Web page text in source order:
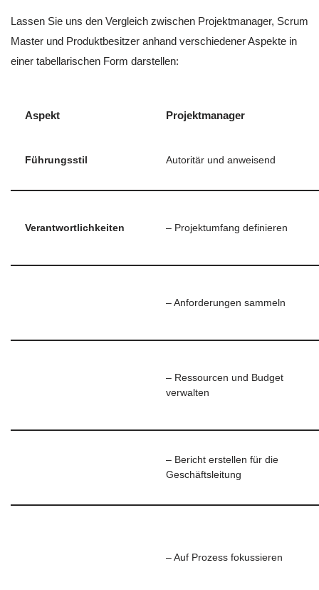
Lassen Sie uns den Vergleich zwischen Projektmanager, Scrum
Master und Produktbesitzer anhand verschiedener Aspekte in
einer tabellarischen Form darstellen:
Aspekt Projektmanager
Führungsstil Autoritär und anweisend
Verantwortlichkeiten – Projektumfang definieren
– Anforderungen sammeln
– Ressourcen und Budget
verwalten
– Bericht erstellen für die
Geschäftsleitung
– Auf Prozess fokussieren